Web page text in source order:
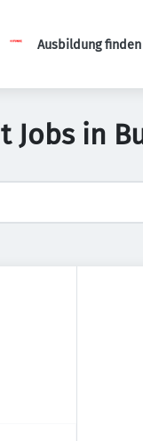
Ausbildung finden
Jobs in